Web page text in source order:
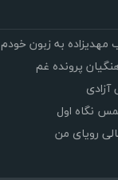
مهدیزاده به زبون خودم
پرونده غم
آزادی
نگاه اول
رویای من